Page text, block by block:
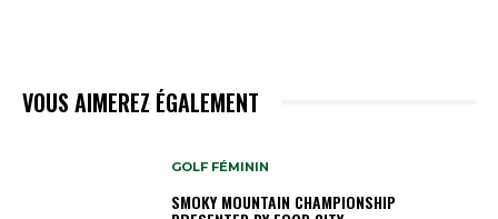
VOUS AIMEREZ ÉGALEMENT
GOLF FÉMININ
SMOKY MOUNTAIN CHAMPIONSHIP